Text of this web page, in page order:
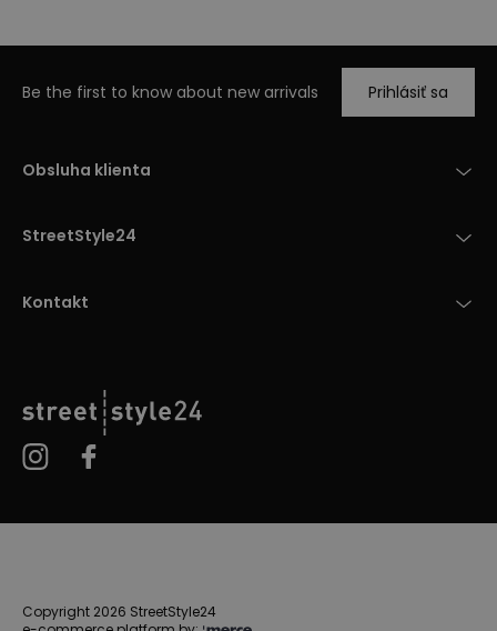
Be the first to know about new arrivals Prihlásiť sa
Obsluha klienta
StreetStyle24
Kontakt
Copyright 2026 StreetStyle24